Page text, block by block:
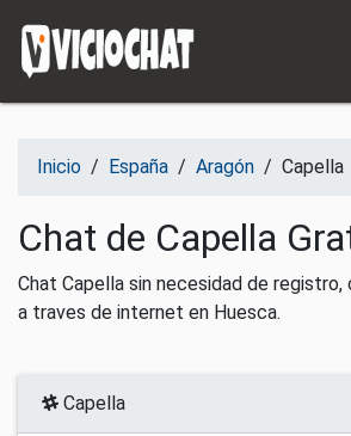
Inicio / España / Aragón / Capella
Chat de Capella
Chat Capella sin necesidad de
a traves de internet en Huesca.
Capella